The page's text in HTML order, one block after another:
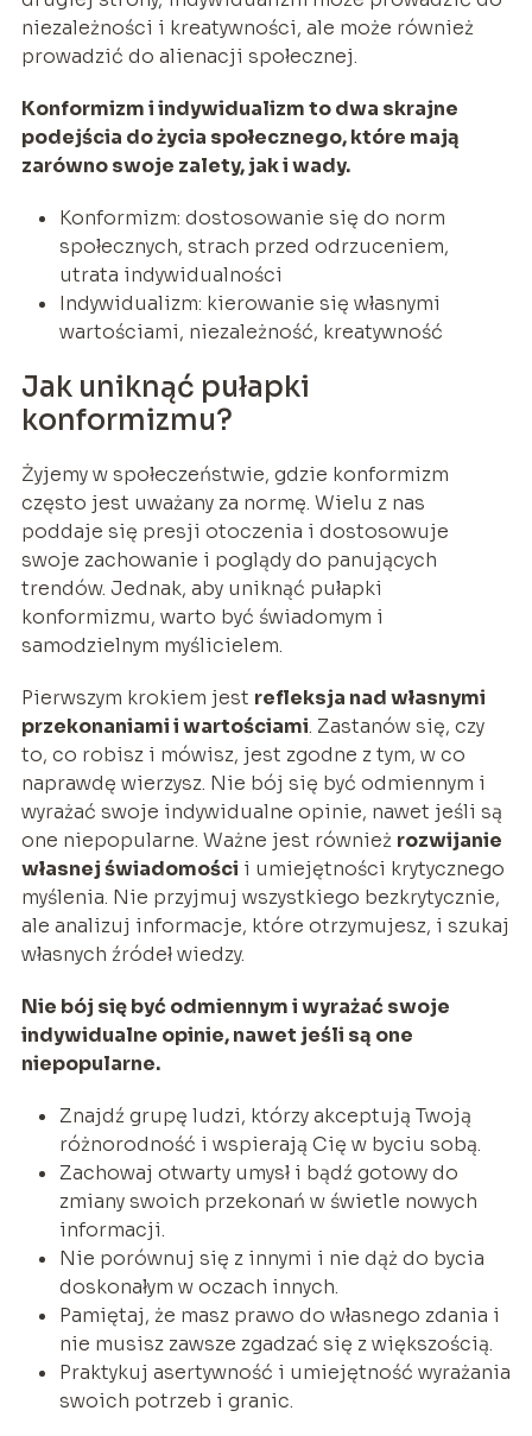
niezależności i kreatywności, ale może również
prowadzić do alienacji społecznej.
Konformizm i indywidualizm to dwa skrajne
podejścia do życia społecznego, które mają
zarówno swoje zalety, jak i wady.
Konformizm: dostosowanie się do norm
społecznych, strach przed odrzuceniem,
utrata indywidualności
Indywidualizm: kierowanie się własnymi
wartościami, niezależność, kreatywność
Jak uniknąć pułapki
konformizmu?
Żyjemy w społeczeństwie, gdzie konformizm
często jest uważany za normę. Wielu z nas
poddaje się presji otoczenia i dostosowuje
swoje zachowanie i poglądy do panujących
trendów. Jednak, aby uniknąć pułapki
konformizmu, warto być świadomym i
samodzielnym myślicielem.
Pierwszym krokiem jest refleksja nad własnymi
przekonaniami i wartościami. Zastanów się, czy
to, co robisz i mówisz, jest zgodne z tym, w co
naprawdę wierzysz. Nie bój się być odmiennym i
wyrażać swoje indywidualne opinie, nawet jeśli są
one niepopularne. Ważne jest również rozwijanie
własnej świadomości i umiejętności krytycznego
myślenia. Nie przyjmuj wszystkiego bezkrytycznie,
ale analizuj informacje, które otrzymujesz, i szukaj
własnych źródeł wiedzy.
Nie bój się być odmiennym i wyrażać swoje
indywidualne opinie, nawet jeśli są one
niepopularne.
Znajdź grupę ludzi, którzy akceptują Twoją
różnorodność i wspierają Cię w byciu sobą.
Zachowaj otwarty umysł i bądź gotowy do
zmiany swoich przekonań w świetle nowych
informacji.
Nie porównuj się z innymi i nie dąż do bycia
doskonałym w oczach innych.
Pamiętaj, że masz prawo do własnego zdania i
nie musisz zawsze zgadzać się z większością.
Praktykuj asertywność i umiejętność wyrażania
swoich potrzeb i granic.